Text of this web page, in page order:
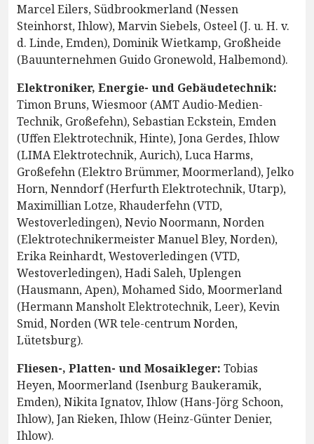
Marcel Eilers, Südbrookmerland (Nessen
Steinhorst, Ihlow), Marvin Siebels, Osteel (J. u. H. v.
d. Linde, Emden), Dominik Wietkamp, Großheide
(Bauunternehmen Guido Gronewold, Halbemond).
Elektroniker, Energie- und Gebäudetechnik:
Timon Bruns, Wiesmoor (AMT Audio-Medien-
Technik, Großefehn), Sebastian Eckstein, Emden
(Uffen Elektrotechnik, Hinte), Jona Gerdes, Ihlow
(LIMA Elektrotechnik, Aurich), Luca Harms,
Großefehn (Elektro Brümmer, Moormerland), Jelko
Horn, Nenndorf (Herfurth Elektrotechnik, Utarp),
Maximillian Lotze, Rhauderfehn (VTD,
Westoverledingen), Nevio Noormann, Norden
(Elektrotechnikermeister Manuel Bley, Norden),
Erika Reinhardt, Westoverledingen (VTD,
Westoverledingen), Hadi Saleh, Uplengen
(Hausmann, Apen), Mohamed Sido, Moormerland
(Hermann Mansholt Elektrotechnik, Leer), Kevin
Smid, Norden (WR tele-centrum Norden,
Lütetsburg).
Fliesen-, Platten- und Mosaikleger: Tobias
Heyen, Moormerland (Isenburg Baukeramik,
Emden), Nikita Ignatov, Ihlow (Hans-Jörg Schoon,
Ihlow), Jan Rieken, Ihlow (Heinz-Günter Denier,
Ihlow).